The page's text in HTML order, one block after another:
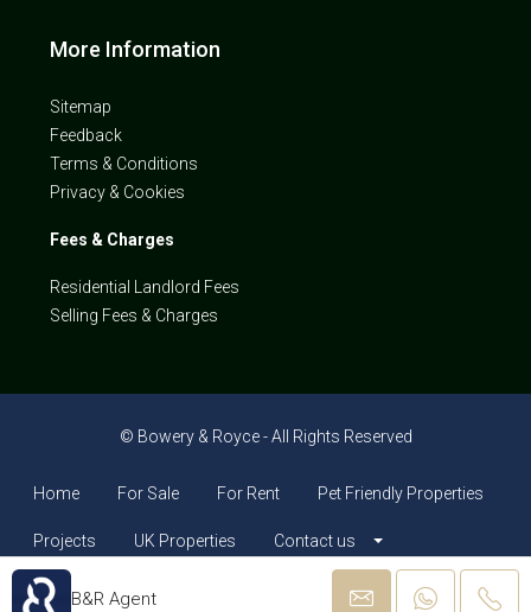
B&R Agent
More Information
Sitemap
Feedback
Terms & Conditions
Privacy & Cookies
Fees & Charges
Residential Landlord Fees
Selling Fees & Charges
© Bowery & Royce - All Rights Reserved
Home For Sale For Rent Pet Friendly Properties
Projects UK Properties Contact us